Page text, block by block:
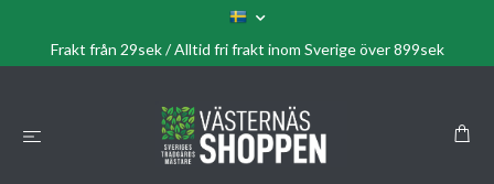
Frakt från 29sek / Alltid fri frakt inom Sverige över 899sek